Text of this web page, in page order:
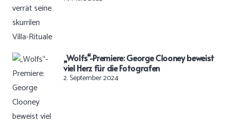
„Wolfs“-Premiere: George Clooney beweist
viel Herz für die Fotografen
2. September 2024